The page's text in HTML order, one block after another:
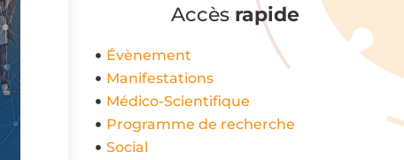
Accès rapide
Évènement
Manifestations
Médico-Scientifique
Programme de recherche
Social